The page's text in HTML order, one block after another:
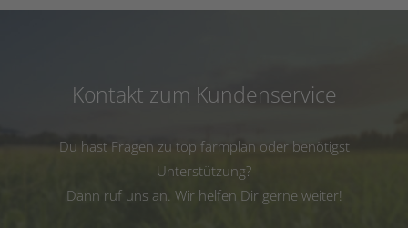
Kontakt zum Kundenservice
Du hast Fragen zu top farmplan oder benötigst
Unterstützung?
Dann ruf uns an. Wir helfen Dir gerne weiter!